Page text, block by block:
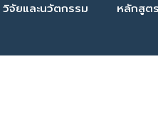
วิจัยและนวัตกรรม หลักสูตร